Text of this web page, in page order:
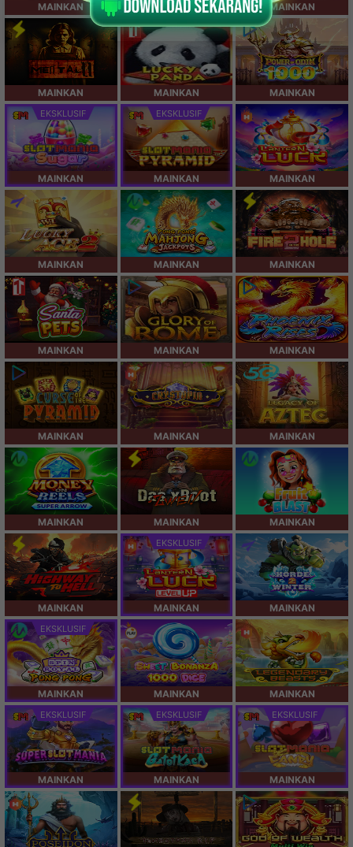
MAINKAN MAINKAN MAINKAN
MAINKAN MAINKAN MAINKAN
EKSKLUSIF
MAINKAN
EKSKLUSIF
MAINKAN MAINKAN
MAINKAN MAINKAN MAINKAN
MAINKAN MAINKAN MAINKAN
MAINKAN MAINKAN MAINKAN
MAINKAN MAINKAN MAINKAN
MAINKAN
EKSKLUSIF
MAINKAN MAINKAN
EKSKLUSIF
MAINKAN MAINKAN MAINKAN
EKSKLUSIF
MAINKAN
EKSKLUSIF
MAINKAN
EKSKLUSIF
MAINKAN